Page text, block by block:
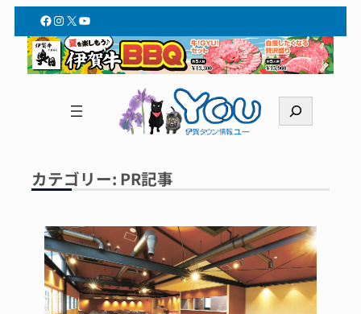
容
Facebook
Instagram
X YouTube
索
カテゴリー: PR記事